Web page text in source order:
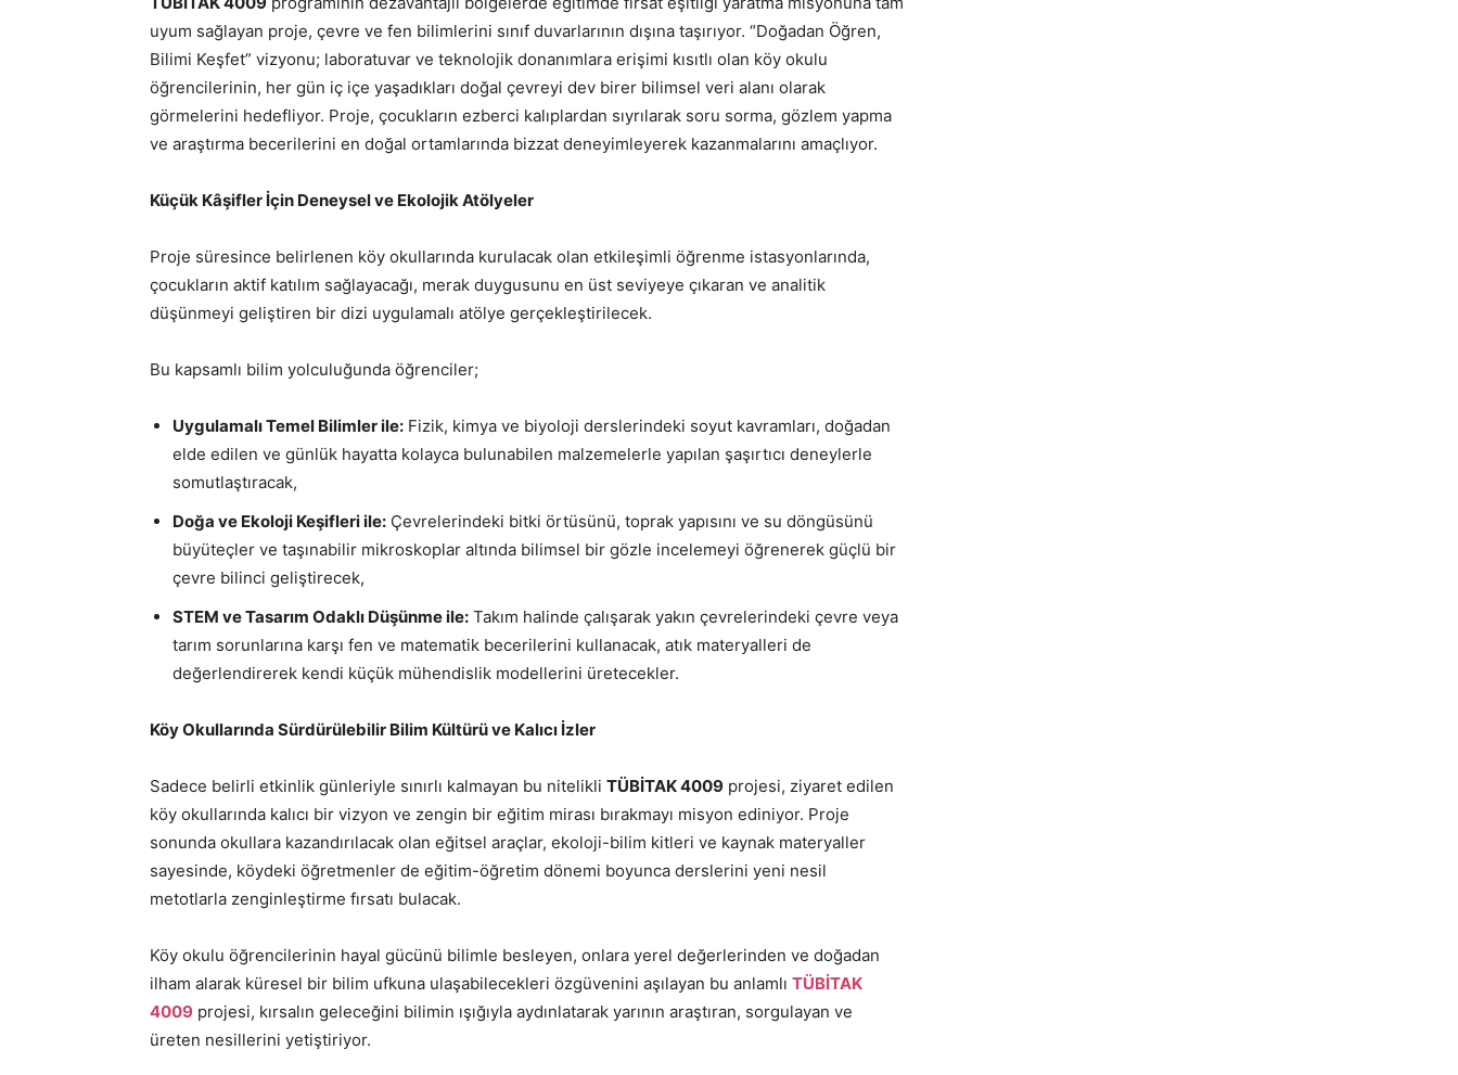
uyum sağlayan proje, çevre ve fen bilimlerini sınıf duvarlarının dışına taşırıyor. “Doğadan Öğren,
Bilimi Keşfet” vizyonu; laboratuvar ve teknolojik donanımlara erişimi kısıtlı olan köy okulu
öğrencilerinin, her gün iç içe yaşadıkları doğal çevreyi dev birer bilimsel veri alanı olarak
görmelerini hedefliyor. Proje, çocukların ezberci kalıplardan sıyrılarak soru sorma, gözlem yapma
ve araştırma becerilerini en doğal ortamlarında bizzat deneyimleyerek kazanmalarını amaçlıyor.
Küçük Kâşifler İçin Deneysel ve Ekolojik Atölyeler
Proje süresince belirlenen köy okullarında kurulacak olan etkileşimli öğrenme istasyonlarında,
çocukların aktif katılım sağlayacağı, merak duygusunu en üst seviyeye çıkaran ve analitik
düşünmeyi geliştiren bir dizi uygulamalı atölye gerçekleştirilecek.
Bu kapsamlı bilim yolculuğunda öğrenciler;
Uygulamalı Temel Bilimler ile: Fizik, kimya ve biyoloji derslerindeki soyut kavramları, doğadan
elde edilen ve günlük hayatta kolayca bulunabilen malzemelerle yapılan şaşırtıcı deneylerle
somutlaştıracak,
Doğa ve Ekoloji Keşifleri ile: Çevrelerindeki bitki örtüsünü, toprak yapısını ve su döngüsünü
büyüteçler ve taşınabilir mikroskoplar altında bilimsel bir gözle incelemeyi öğrenerek güçlü bir
çevre bilinci geliştirecek,
STEM ve Tasarım Odaklı Düşünme ile: Takım halinde çalışarak yakın çevrelerindeki çevre veya
tarım sorunlarına karşı fen ve matematik becerilerini kullanacak, atık materyalleri de
değerlendirerek kendi küçük mühendislik modellerini üretecekler.
Köy Okullarında Sürdürülebilir Bilim Kültürü ve Kalıcı İzler
Sadece belirli etkinlik günleriyle sınırlı kalmayan bu nitelikli TÜBİTAK 4009 projesi, ziyaret edilen
köy okullarında kalıcı bir vizyon ve zengin bir eğitim mirası bırakmayı misyon ediniyor. Proje
sonunda okullara kazandırılacak olan eğitsel araçlar, ekoloji-bilim kitleri ve kaynak materyaller
sayesinde, köydeki öğretmenler de eğitim-öğretim dönemi boyunca derslerini yeni nesil
metotlarla zenginleştirme fırsatı bulacak.
Köy okulu öğrencilerinin hayal gücünü bilimle besleyen, onlara yerel değerlerinden ve doğadan
ilham alarak küresel bir bilim ufkuna ulaşabilecekleri özgüvenini aşılayan bu anlamlı TÜBİTAK
4009 projesi, kırsalın geleceğini bilimin ışığıyla aydınlatarak yarının araştıran, sorgulayan ve
üreten nesillerini yetiştiriyor.